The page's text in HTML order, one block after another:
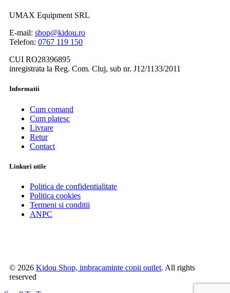
UMAX Equipment SRL
E-mail: shop@kidou.ro
Telefon: 0767 119 150
CUI RO28396895
inregistrata la Reg. Com. Cluj, sub nr. J12/1133/2011
Informatii
Cum comand
Cum platesc
Livrare
Retur
Contact
Linkuri utile
Politica de confidentialitate
Politica cookies
Termeni si conditii
ANPC
© 2026 Kidou Shop, imbracaminte copii outlet. All rights
reserved